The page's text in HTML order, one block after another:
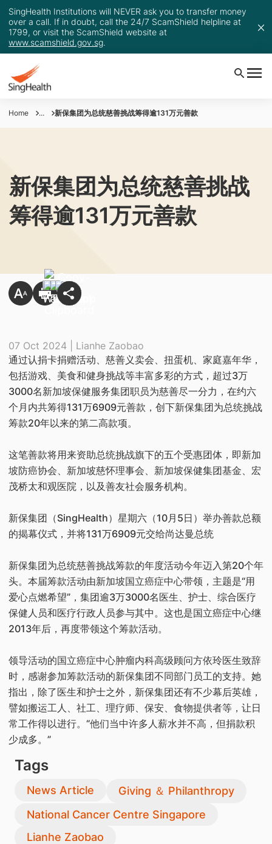
SingHealth Institutions will NEVER ask you to transfer money
over a call. If in doubt, call the 24/7 ScamShield helpline at
1799, or visit the ScamShield website at
www.scamshield.gov.sg.
Home ... 新保集团为总统慈善挑战筹得逾131万元善款
新保集团为总统慈善挑战
筹得逾131万元善款
07 Oct 2024 | Lianhe Zaobao
通过认捐卡捐赠活动、慈善义卖会、扭蛋机、家庭嘉年华，
包括游戏、美食和健身挑战等丰富多彩的方式，超过3万
3000名新加坡保健服务集团职员为慈善尽一分力，在约六
个月内共筹得131万6909元善款，创下新保集团为总统挑战
筹款20年以来的第二高款项。
这笔善款将用来资助总统挑战旗下的五个受惠团体，即新加
坡防癌协会、新加坡慈怀理事会、新加坡保健集团基金、宏
茂桥太和观医院，以及善友社会服务机构。
新保集团（SingHealth）星期六（10月5日）举办善款总额
的揭幕仪式，并将131万6909元交给尚达曼总统
新保集团为总统慈善挑战筹款的年度活动今年迈入第20个年
头。本届筹款活动由新加坡国立癌症中心带领，主题是“用
爱心点燃希望”，集团逾3万3000名医生、护士、综合医疗
保健人员和医疗行政人员参与其中。这也是国立癌症中心继
2013年后，再度带领这个筹款活动。
领导活动的国立癌症中心肿瘤内科高级顾问方依玲医生致辞
时，感谢参加筹款活动的新保集团不同部门员工的支持。她
指出，除了医生和护士之外，新保集团还有不少幕后英雄，
譬如搬运工人、社工、理疗师、保安、食物提供者等，让日
常工作得以进行。“他们当中许多人薪水并不高，但捐款积
少成多。”
Tags
News Article
Giving ＆ Philanthropy
National Cancer Centre Singapore
Lianhe Zaobao